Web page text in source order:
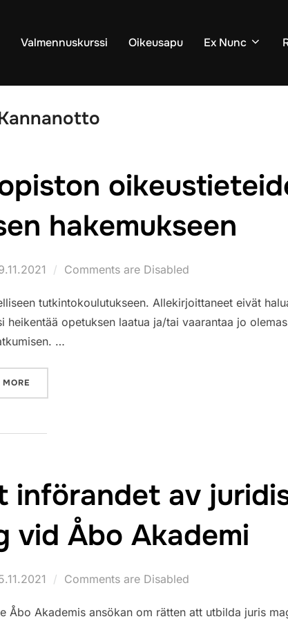
Valmennuskurssi Oikeusapu Ex Nunc
hakemukseen
Comments are Disabled
tutkintokoulutukseen. Allekirjoittaneet eivät
opetuksen laatua ja/tai vaarantaa jo
…
MORE
införandet av
vid Åbo Akademi
Comments are Disabled
Akademis ansökan om rätten att utbilda juris